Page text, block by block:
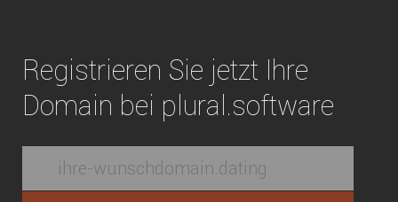
Registrieren Sie jetzt Ihre
Domain bei plural.software